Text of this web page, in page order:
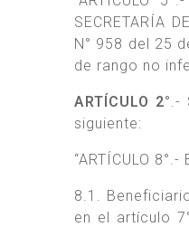
SECRETARÍA
N° 958 del 25
de rango no
ARTÍCULO 2° .-
siguiente:
“ARTÍCULO
8.1.
en el artículo